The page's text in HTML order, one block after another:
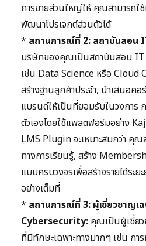
การขายส่วนใหญ่ให้ คุณสามารถใช้
พัฒนาโปรเจกต์ส่วนตัวได้
* สถานการณ์ที่ 2: สถาบันสอน
บริษัทของคุณเป็นสถาบันสอน IT
เช่น Data Science หรือ
สร้างฐานลูกค้าประจำ, นำเสนอคอ
แบรนด์ให้เป็นที่ยอมรับในวงการ
ตัวเองโดยใช้แพลตฟอร์มอย่าง
LMS Plugin จะเหมาะสมกว่า คุ
ทางการเรียนรู้, สร้าง
แบบครบวงจรเพื่อสร้างรายได้ระ
อย่างเต็มที่
* สถานการณ์ที่ 3: ผู้เชี่ยวชาญเ
Cybersecurity: คุณเป็นผู้เชี่ย
ที่มีทักษะเฉพาะทางมากๆ เช่น ก